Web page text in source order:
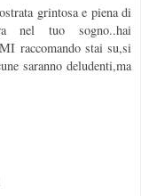
grintosa e piena di
nel tuo sogno..hai
raccomando stai su,si
saranno deludenti,ma